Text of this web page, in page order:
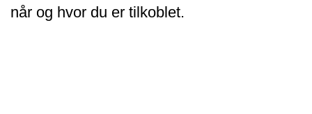
når og hvor du er tilkoblet.